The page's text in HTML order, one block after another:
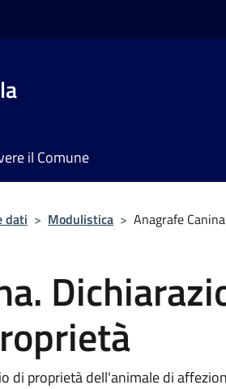
il Comune
dati > Modulistica > Anagrafe
di proprietà dell'animale di